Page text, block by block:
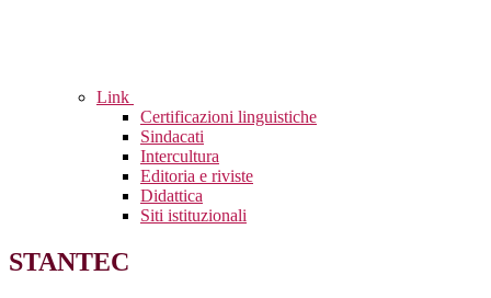
Link
Certificazioni linguistiche
Sindacati
Intercultura
Editoria e riviste
Didattica
Siti istituzionali
STANTEC